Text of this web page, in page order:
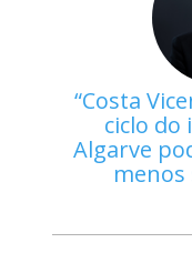
Costa
ciclo
Algarve
menos